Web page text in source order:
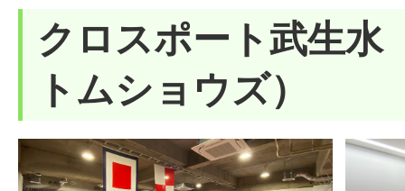
クロスポート武生水
トムショウズ）